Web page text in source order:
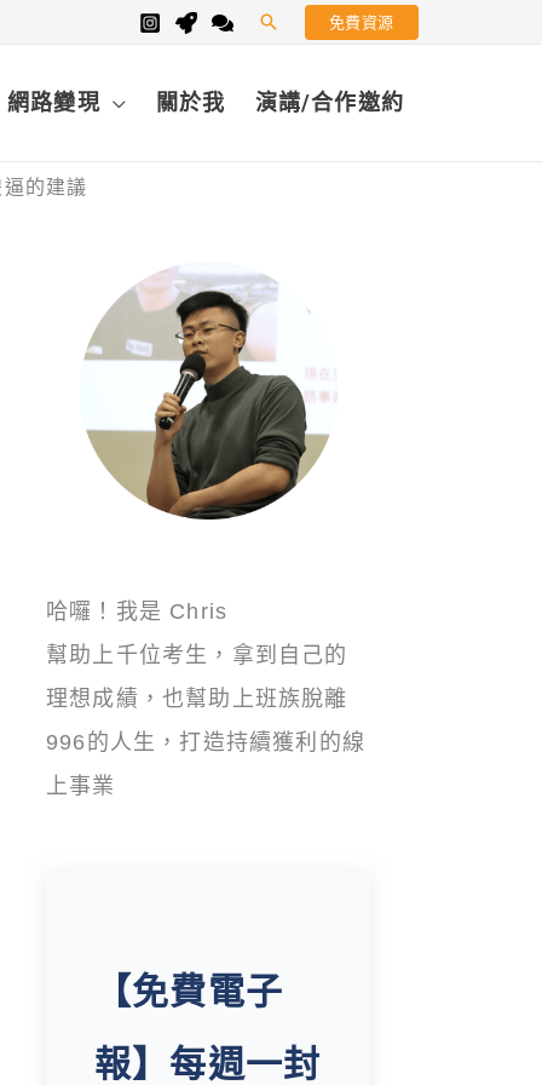
搜
免費資源
網路變現 關於我 演講/合作邀約
的建議
哈囉！我是 Chris
幫助上千位考生，拿到自己的
理想成績，也幫助上班族脫離
996的人生，打造持續獲利的線
上事業
【免費電子
報】每週一封